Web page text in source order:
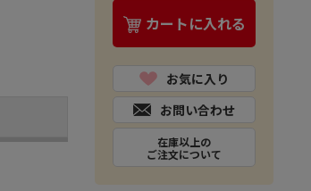
カートに入れる
お気に入り
お問い合わせ
在庫以上の
ご注文について